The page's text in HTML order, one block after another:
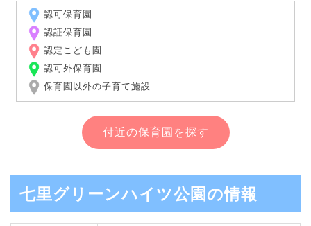
認可保育園
認証保育園
認定こども園
認可外保育園
保育園以外の子育て施設
付近の保育園を探す
七里グリーンハイツ公園の情報